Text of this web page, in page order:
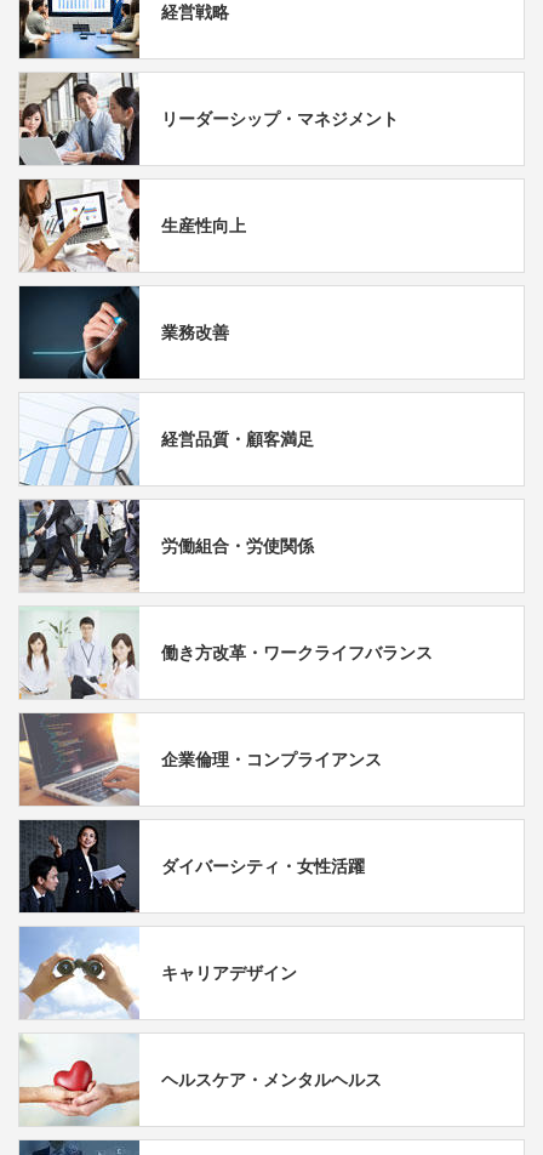
経営戦略
リーダーシップ・マネジメント
生産性向上
業務改善
経営品質・顧客満足
労働組合・労使関係
働き方改革・ワークライフバランス
企業倫理・コンプライアンス
ダイバーシティ・女性活躍
キャリアデザイン
ヘルスケア・メンタルヘルス